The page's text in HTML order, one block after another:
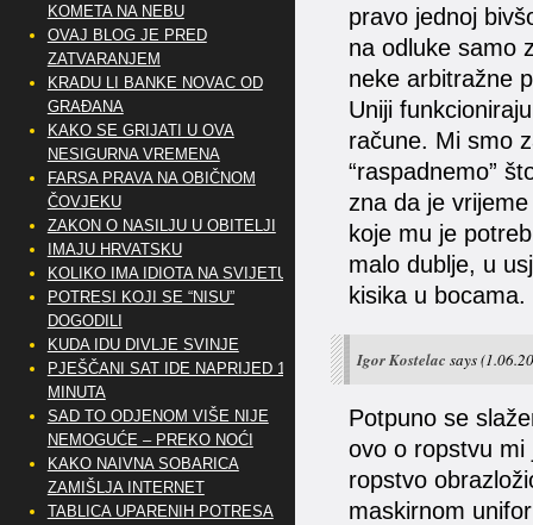
pravo jednoj
na odluke samo
neke arbitražne
Uniji
račune. Mi smo
“raspadnemo”
zna da je
koje mu je
malo dublje, u
kisika u bocama.
Igor Kostelac says
Potpuno se
ovo o ropstvu mi
ropstvo
maskirnom
KOMETA NA NEBU
OVAJ BLOG JE PRED
ZATVARANJEM
KRADU LI BANKE NOVAC OD
GRAĐANA
KAKO SE GRIJATI U OVA
NESIGURNA VREMENA
FARSA PRAVA NA OBIČNOM
ČOVJEKU
ZAKON O NASILJU U OBITELJI
IMAJU HRVATSKU
KOLIKO IMA IDIOTA NA SVIJETU?
POTRESI KOJI SE “NISU”
DOGODILI
KUDA IDU DIVLJE SVINJE
PJEŠČANI SAT IDE NAPRIJED 10
MINUTA
SAD TO ODJENOM VIŠE NIJE
NEMOGUĆE – PREKO NOĆI
KAKO NAIVNA SOBARICA
ZAMIŠLJA INTERNET
TABLICA UPARENIH POTRESA